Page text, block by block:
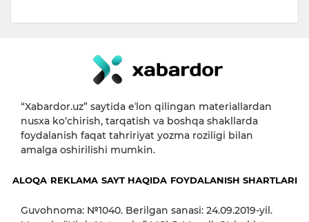
“Xabardor.uz” saytida eʼlon qilingan materiallardan
nusxa ko‘chirish, tarqatish va boshqa shakllarda
foydalanish faqat tahririyat yozma roziligi bilan
amalga oshirilishi mumkin.
ALOQA REKLAMA SAYT HAQIDA FOYDALANISH SHARTLARI
Guvohnoma: №1040. Berilgan sanasi: 24.09.2019-yil.